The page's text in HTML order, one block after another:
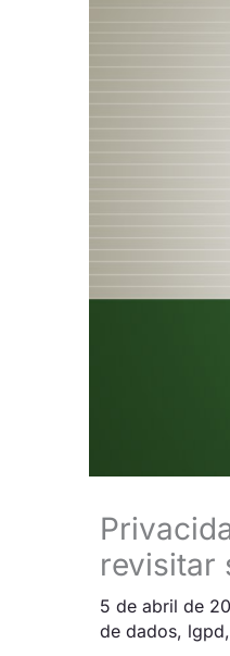
revisitar
5 de abril de
de dados, lgpd,